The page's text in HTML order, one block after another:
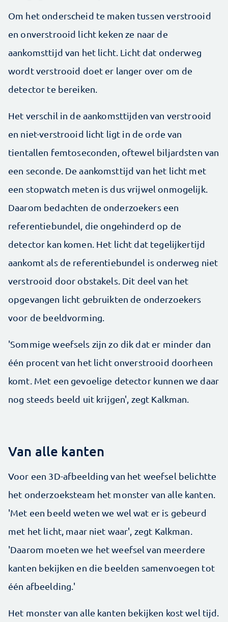
Om het onderscheid te maken tussen verstrooid
en onverstrooid licht keken ze naar de
aankomsttijd van het licht. Licht dat onderweg
wordt verstrooid doet er langer over om de
detector te bereiken.
Het verschil in de aankomsttijden van verstrooid
en niet-verstrooid licht ligt in de orde van
tientallen femtoseconden, oftewel biljardsten van
een seconde. De aankomsttijd van het licht met
een stopwatch meten is dus vrijwel onmogelijk.
Daarom bedachten de onderzoekers een
referentiebundel, die ongehinderd op de
detector kan komen. Het licht dat tegelijkertijd
aankomt als de referentiebundel is onderweg niet
verstrooid door obstakels. Dit deel van het
opgevangen licht gebruikten de onderzoekers
voor de beeldvorming.
'Sommige weefsels zijn zo dik dat er minder dan
één procent van het licht onverstrooid doorheen
komt. Met een gevoelige detector kunnen we daar
nog steeds beeld uit krijgen', zegt Kalkman.
Van alle kanten
Voor een 3D-afbeelding van het weefsel belichtte
het onderzoeksteam het monster van alle kanten.
'Met een beeld weten we wel wat er is gebeurd
met het licht, maar niet waar', zegt Kalkman.
'Daarom moeten we het weefsel van meerdere
kanten bekijken en die beelden samenvoegen tot
één afbeelding.'
Het monster van alle kanten bekijken kost wel tijd.